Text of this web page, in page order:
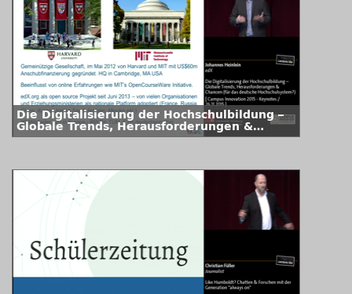
Die Digitalisierung der Hochschulbildung –
Globale Trends, Herausforderungen &
Chancen (für das deutsche